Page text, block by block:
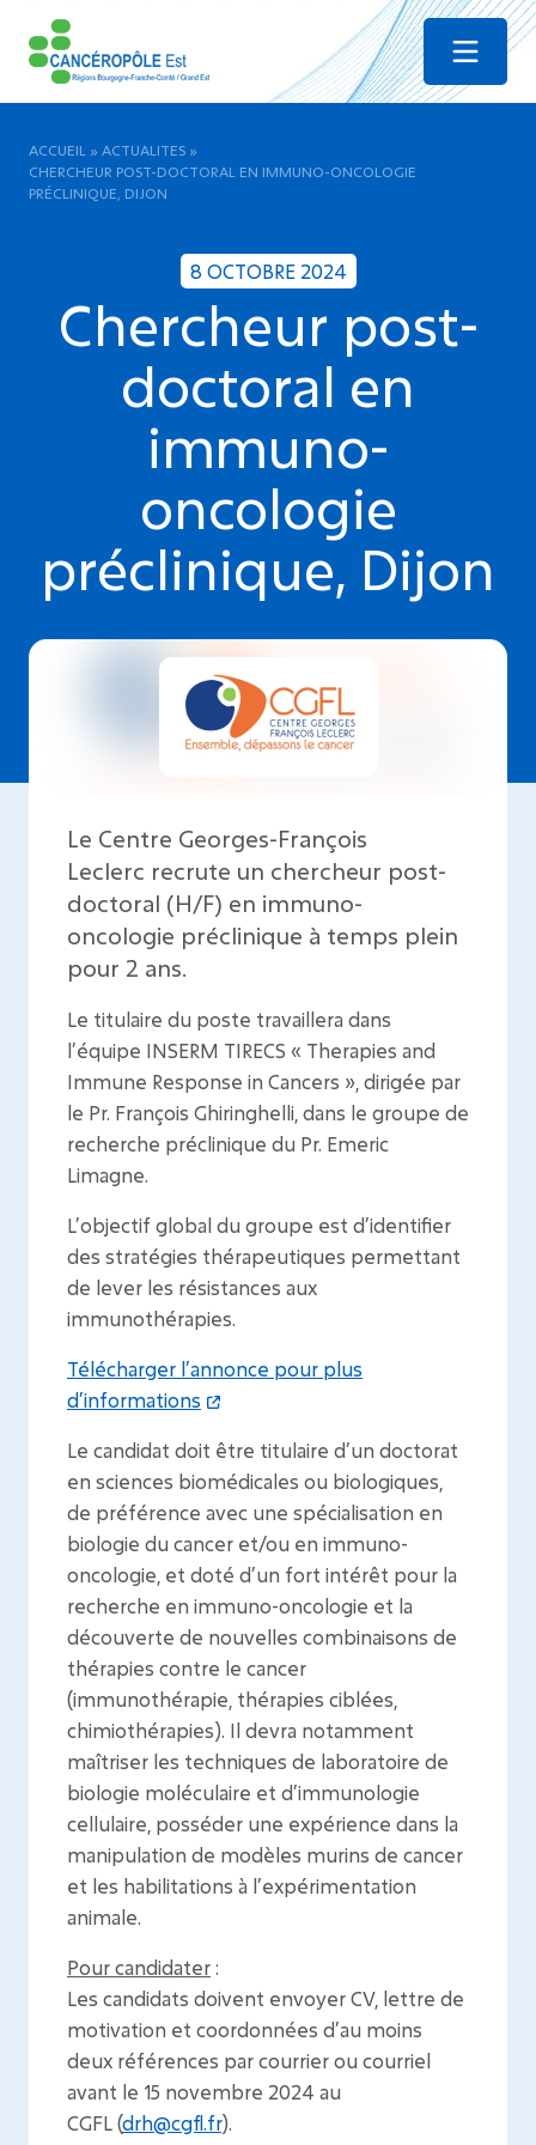
Menu
ACCUEIL » ACTUALITES »
CHERCHEUR POST-DOCTORAL EN IMMUNO-ONCOLOGIE
PRÉCLINIQUE, DIJON
8 OCTOBRE 2024
Chercheur post-
doctoral en
immuno-
oncologie
préclinique, Dijon
Le Centre Georges-François
Leclerc recrute un chercheur post-
doctoral (H/F) en immuno-
oncologie préclinique à temps plein
pour 2 ans.
Le titulaire du poste travaillera dans
l’équipe INSERM TIRECS « Therapies and
Immune Response in Cancers », dirigée par
le Pr. François Ghiringhelli, dans le groupe de
recherche préclinique du Pr. Emeric
Limagne.
L’objectif global du groupe est d’identifier
des stratégies thérapeutiques permettant
de lever les résistances aux
immunothérapies.
Télécharger l’annonce pour plus
d’informations
Le candidat doit être titulaire d’un doctorat
en sciences biomédicales ou biologiques,
de préférence avec une spécialisation en
biologie du cancer et/ou en immuno-
oncologie, et doté d’un fort intérêt pour la
recherche en immuno-oncologie et la
découverte de nouvelles combinaisons de
thérapies contre le cancer
(immunothérapie, thérapies ciblées,
chimiothérapies). Il devra notamment
maîtriser les techniques de laboratoire de
biologie moléculaire et d’immunologie
cellulaire, posséder une expérience dans la
manipulation de modèles murins de cancer
et les habilitations à l’expérimentation
animale.
Pour candidater:
Les candidats doivent envoyer CV, lettre de
motivation et coordonnées d’au moins
deux références par courrier ou courriel
avant le 15 novembre 2024 au
CGFL (drh@cgfl.fr).